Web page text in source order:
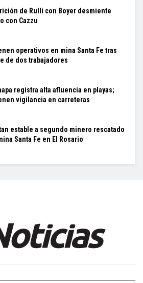
de Rulli con Boyer desmiente
con Cazzu
operativos en mina Santa Fe tras
de dos trabajadores
registra alta afluencia en playas;
vigilancia en carreteras
estable a segundo minero rescatado
Santa Fe en El Rosario